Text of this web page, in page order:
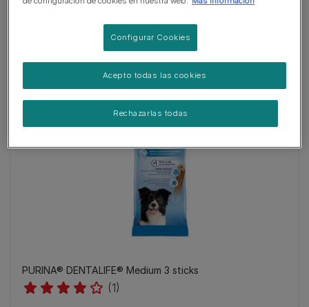
PURINA® DENTALIFE® Mini Loyalty Pack
(23)
PURINA® DENTALIFE® Medium 3 sticks
(1)
Configurar Cookies
Rechazarlas todas
Acepto todas las cookies